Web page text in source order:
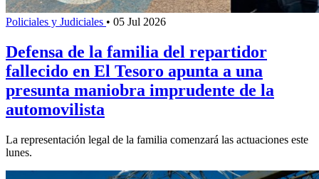
Policiales y Judiciales • 05 Jul 2026
Defensa de la familia del repartidor
fallecido en El Tesoro apunta a una
presunta maniobra imprudente de la
automovilista
La representación legal de la familia comenzará las actuaciones este
lunes.